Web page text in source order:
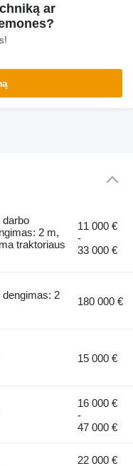
ar
darbo
2 m,
traktoriaus
11 000 €
-
33 000 €
dengimas: 2
180 000 €
15 000 €
16 000 €
-
47 000 €
22 000 €